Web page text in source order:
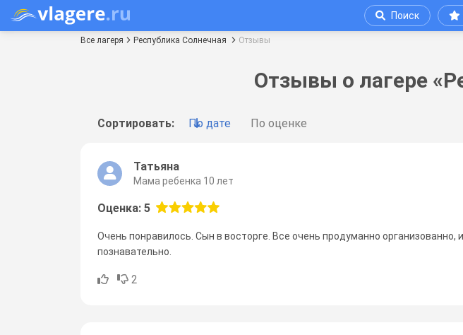
Поиск
Все лагеря Республика Солнечная Отзывы
Отзывы о лагере
Сортировать: По дате По оценке
Татьяна
Мама ребенка 10 лет
Оценка: 5
Очень понравилось. Сын в восторге. Все очень продуманно организованно,
познавательно.
2